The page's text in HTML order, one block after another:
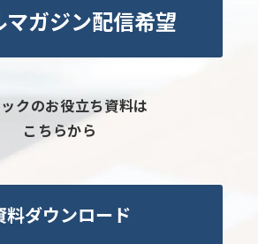
マガジン配信希望
クのお役立ち資料は
こちらから
料ダウンロード